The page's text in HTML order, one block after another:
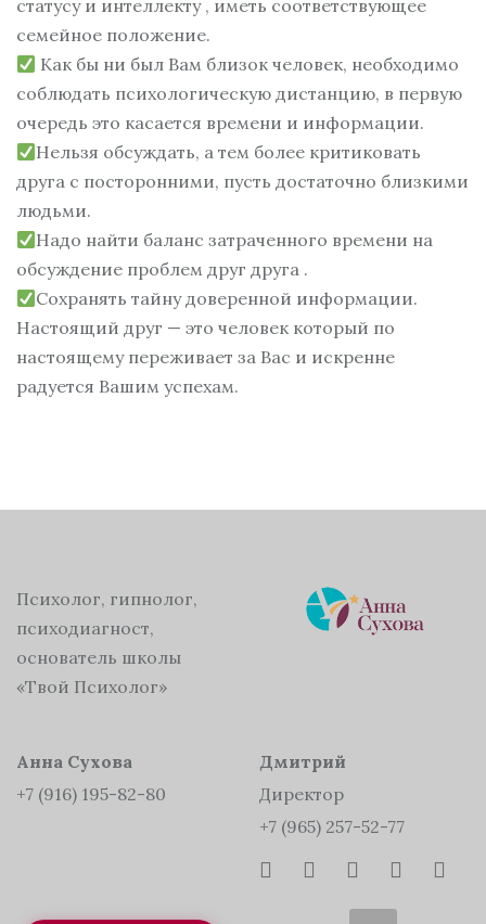
статусу и интеллекту , иметь соответствующее
семейное положение.
Как бы ни был Вам близок человек, необходимо
соблюдать психологическую дистанцию, в первую
очередь это касается времени и информации.
Нельзя обсуждать, а тем более критиковать
друга с посторонними, пусть достаточно близкими
людьми.
Надо найти баланс затраченного времени на
обсуждение проблем друг друга .
Сохранять тайну доверенной информации.
Настоящий друг — это человек который по
настоящему переживает за Вас и искренне
радуется Вашим успехам.
Психолог, гипнолог,
психодиагност,
основатель школы
«Твой Психолог»
Анна Сухова
+7 (916) 195-82-80
Дмитрий
Директор
+7 (965) 257-52-77